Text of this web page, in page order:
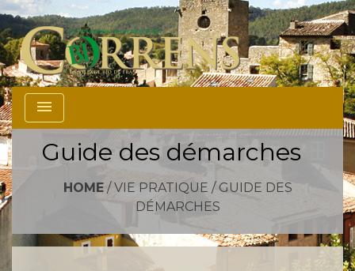
menu
Guide des démarches
HOME/ VIE PRATIQUE / GUIDE DES
DÉMARCHES